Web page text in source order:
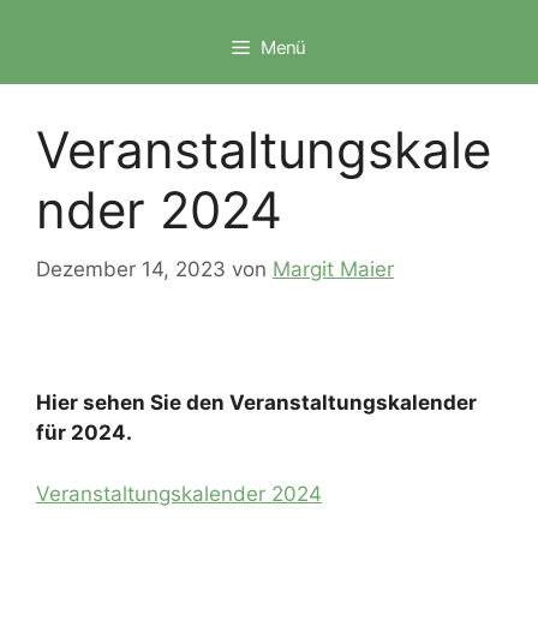
Menü
Veranstaltungskale
nder 2024
Dezember 14, 2023 von Margit Maier
Hier sehen Sie den Veranstaltungskalender
für 2024.
Veranstaltungskalender 2024